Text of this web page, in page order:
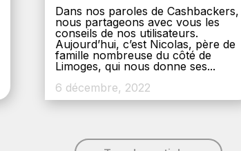
Dans nos paroles de Cashbackers,
nous partageons avec vous les
conseils de nos utilisateurs.
Aujourd’hui, c’est Nicolas, père de
famille nombreuse du côté de
Limoges, qui nous donne ses...
6 décembre, 2022